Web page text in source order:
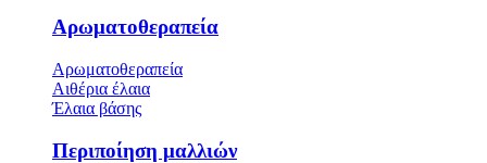
Αρωματοθεραπεία
Αρωματοθεραπεία
Αιθέρια έλαια
Έλαια βάσης
Περιποίηση μαλλιών